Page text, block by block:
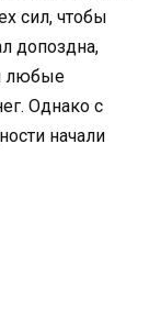
сил, чтобы
допоздна,
любые
Однако с
начали